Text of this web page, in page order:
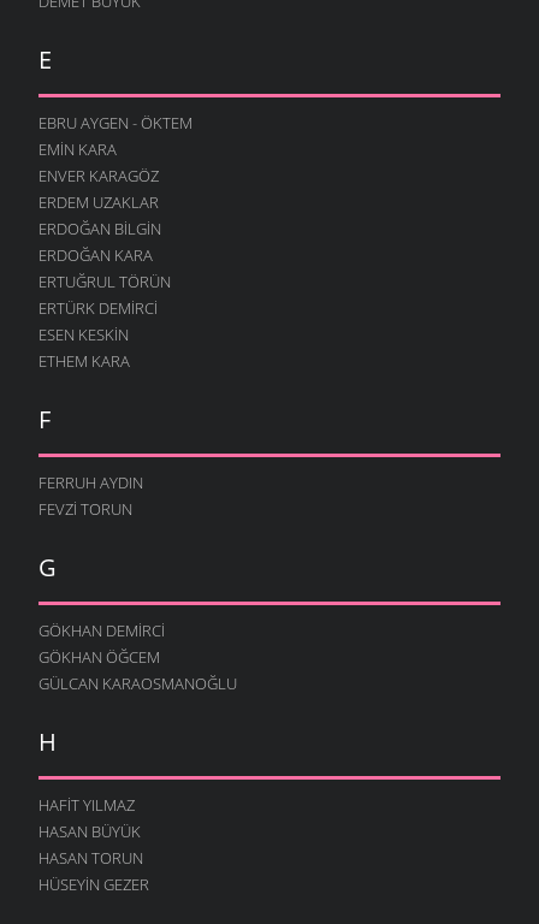
E
EBRU AYGEN - ÖKTEM
EMIN KARA
ENVER KARAGÖZ
ERDEM UZAKLAR
ERDOĞAN BILGIN
ERDOĞAN KARA
ERTUĞRUL TÖRÜN
ERTÜRK DEMIRCI
ESEN KESKIN
ETHEM KARA
F
FERRUH AYDIN
FEVZI TORUN
G
GÖKHAN DEMIRCI
GÖKHAN ÖĞCEM
GÜLCAN KARAOSMANOĞLU
H
HAFIT YILMAZ
HASAN BÜYÜK
HASAN TORUN
HÜSEYIN GEZER